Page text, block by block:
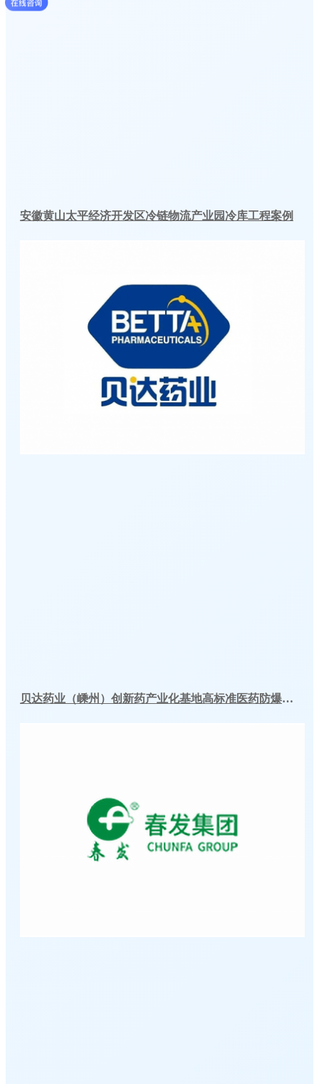
安徽黄山太平经济开发区冷链物流产业园冷库工程案例
贝达药业（嵊州）创新药产业化基地高标准医药防爆冷库建造工程案例